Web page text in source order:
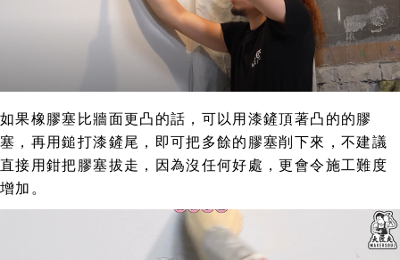
如果橡膠塞比牆面更凸的話，可以用漆鏟頂著凸的的膠
塞，再用鎚打漆鏟尾，即可把多餘的膠塞削下來，不建議
直接用鉗把膠塞拔走，因為沒任何好處，更會令施工難度
增加。